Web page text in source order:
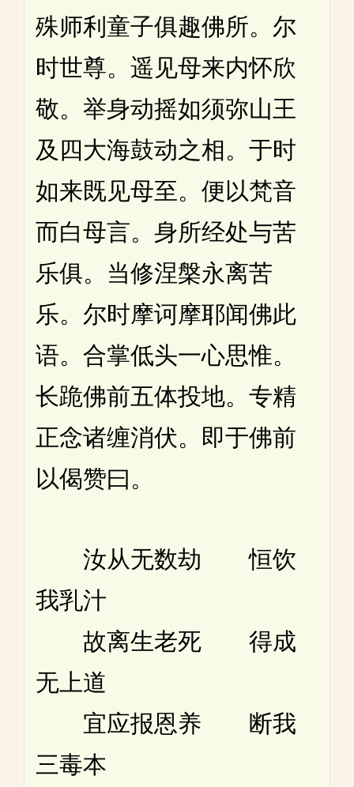
殊师利童子俱趣佛所。尔
时世尊。遥见母来内怀欣
敬。举身动摇如须弥山王
及四大海鼓动之相。于时
如来既见母至。便以梵音
而白母言。身所经处与苦
乐俱。当修涅槃永离苦
乐。尔时摩诃摩耶闻佛此
语。合掌低头一心思惟。
长跪佛前五体投地。专精
正念诸缠消伏。即于佛前
以偈赞曰。
汝从无数劫 恒饮
我乳汁
故离生老死 得成
无上道
宜应报恩养 断我
三毒本